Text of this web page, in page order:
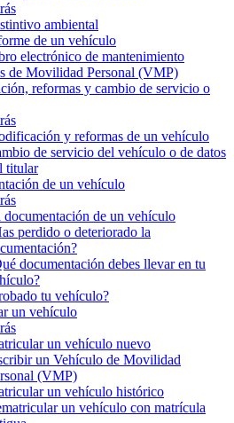
ambiental
de un vehículo
electrónico de mantenimiento
de Movilidad Personal (VMP)
reformas y cambio de servicio o
y reformas de un vehículo
de servicio del vehículo o de datos
titular
de un vehículo
documentación de un vehículo
perdido o deteriorado la
documentación debes llevar en tu
tu vehículo?
un vehículo
un vehículo nuevo
un Vehículo de Movilidad
(VMP)
un vehículo histórico
un vehículo con matrícula